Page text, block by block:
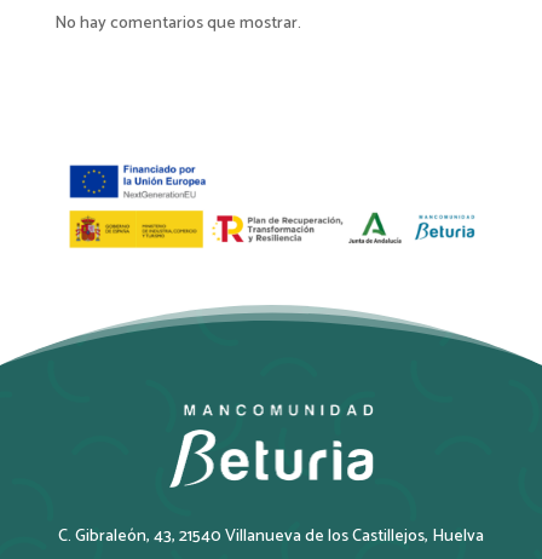
No hay comentarios que mostrar.
C. Gibraleón, 43, 21540 Villanueva de los Castillejos, Huelva